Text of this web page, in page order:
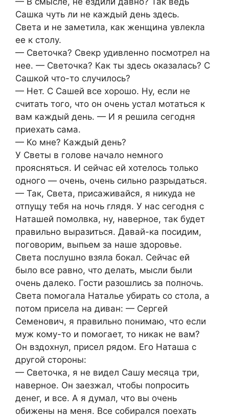
Сашка чуть ли не каждый день здесь.
Света и не заметила, как женщина увлекла
ее к столу.
— Светочка? Свекр удивленно посмотрел на
нее. — Светочка? Как ты здесь оказалась? С
Сашкой что-то случилось?
— Нет. С Сашей все хорошо. Ну, если не
считать того, что он очень устал мотаться к
вам каждый день. — И я решила сегодня
приехать сама.
— Ко мне? Каждый день?
У Светы в голове начало немного
проясняться. И сейчас ей хотелось только
одного — очень, очень сильно разрыдаться.
— Так, Света, присаживайся, я никуда не
отпущу тебя на ночь глядя. У нас сегодня с
Наташей помолвка, ну, наверное, так будет
правильно выразиться. Давай-ка посидим,
поговорим, выпьем за наше здоровье.
Света послушно взяла бокал. Сейчас ей
было все равно, что делать, мысли были
очень далеко. Гости разошлись за полночь.
Света помогала Наталье убирать со стола, а
потом присела на диван: — Сергей
Семенович, я правильно понимаю, что если
муж кому-то и помогает, то никак не вам?
Он вздохнул, присел рядом. Его Наташа с
другой стороны:
— Светочка, я не видел Сашу месяца три,
наверное. Он заезжал, чтобы попросить
денег, и все. А я думал, что вы очень
обижены на меня. Все собирался поехать